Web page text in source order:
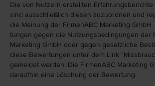
Die von Nutzern erstellten
sind ausschließlich diesen zuzu­ord­nen und
die Meinung der FirmenABC Marketing
tungen gegen die Nutzungs­bedingungen der
Marketing GmbH oder gegen gesetzliche
diese Bewertungen unter dem Link
gemeldet werden. Die FirmenABC Marketing
daraufhin eine Löschung der Bewertung.